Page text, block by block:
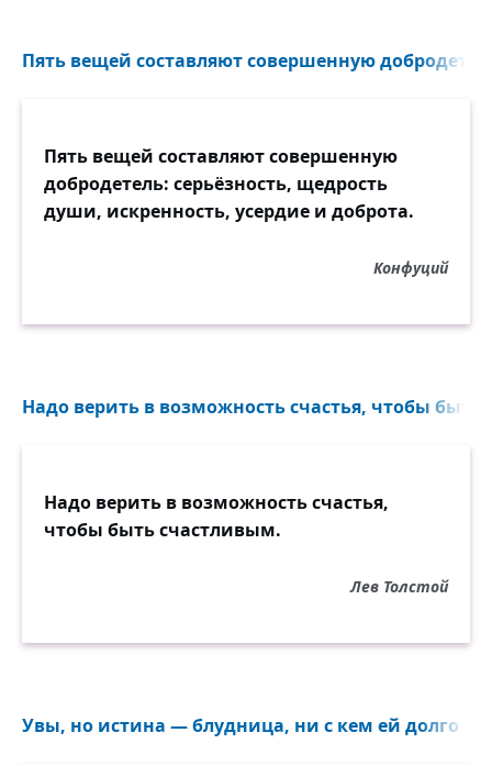
Пять вещей составляют совершенную
Пять вещей составляют совершенную
добродетель: серьёзность, щедрость
души, искренность, усердие и доброта.
Конфуций
Надо верить в возможность счастья, чтобы
Надо верить в возможность счастья,
чтобы быть счастливым.
Лев Толстой
Увы, но истина — блудница, ни с кем ей долго не